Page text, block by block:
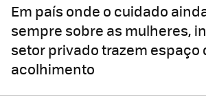
Em país onde o cuidado
sempre sobre as mulheres,
setor privado trazem espaço
acolhimento